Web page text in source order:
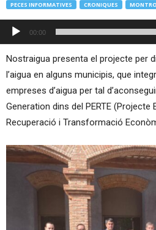
PECES INFORMATIVES
CRONIQUES
Reproductor
d'àudio
00:00
Nostraigua presenta el projecte per
l’aigua en alguns municipis, que
empreses d’aigua per tal
Generation dins del PERTE (Projecte
Recuperació i Transformació